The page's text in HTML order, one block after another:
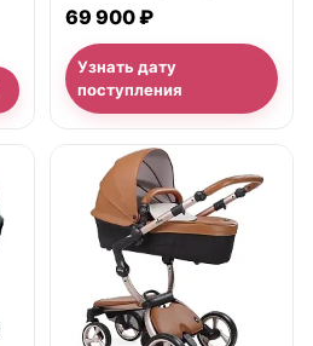
69 900 ₽
Узнать дату
поступления